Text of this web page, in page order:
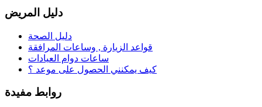
دليل المريض
دليل الصحة
قواعد الزيارة , وساعات المرافقة
ساعات دوام العيادات
كيف يمكنني الحصول على موعد ؟
روابط مفيدة